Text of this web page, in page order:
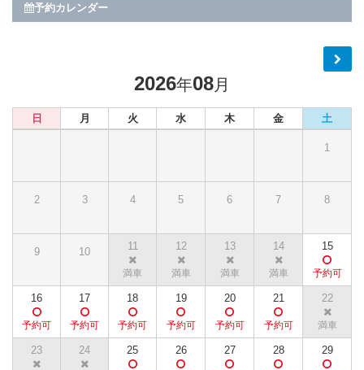
予約カレンダー
2026年08月
日 月 火 水 木 金 土
1
2 3 4 5 6 7 8
9 10 11 12 13 14 15
16 17 18 19 20 21 22
23 24 25 26 27 28 29